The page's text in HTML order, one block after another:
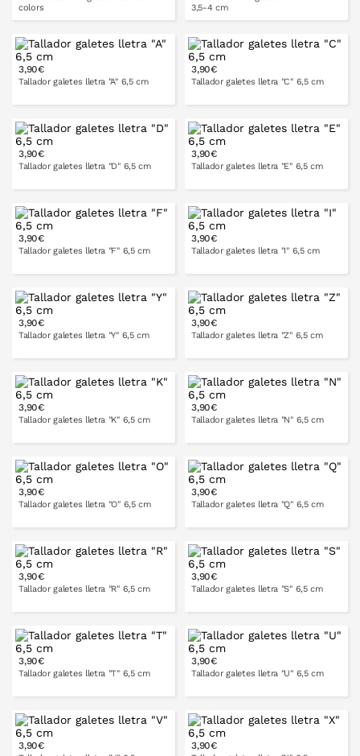
colors
A LA CISTELLA
3,5-4 cm
A LA CISTELLA
3,90€
Tallador galetes lletra "A" 6,5 cm
A LA CISTELLA
3,90€
Tallador galetes lletra "C" 6,5 cm
A LA CISTELLA
3,90€
Tallador galetes lletra "D" 6,5 cm
A LA CISTELLA
3,90€
Tallador galetes lletra "E" 6,5 cm
A LA CISTELLA
3,90€
Tallador galetes lletra "F" 6,5 cm
A LA CISTELLA
3,90€
Tallador galetes lletra "I" 6,5 cm
A LA CISTELLA
3,90€
Tallador galetes lletra "Y" 6,5 cm
A LA CISTELLA
3,90€
Tallador galetes lletra "Z" 6,5 cm
A LA CISTELLA
3,90€
Tallador galetes lletra "K" 6,5 cm
A LA CISTELLA
3,90€
Tallador galetes lletra "N" 6,5 cm
A LA CISTELLA
3,90€
Tallador galetes lletra "O" 6,5 cm
A LA CISTELLA
3,90€
Tallador galetes lletra "Q" 6,5 cm
A LA CISTELLA
3,90€
Tallador galetes lletra "R" 6,5 cm
A LA CISTELLA
3,90€
Tallador galetes lletra "S" 6,5 cm
A LA CISTELLA
3,90€
Tallador galetes lletra "T" 6,5 cm
A LA CISTELLA
3,90€
Tallador galetes lletra "U" 6,5 cm
A LA CISTELLA
3,90€ 3,90€